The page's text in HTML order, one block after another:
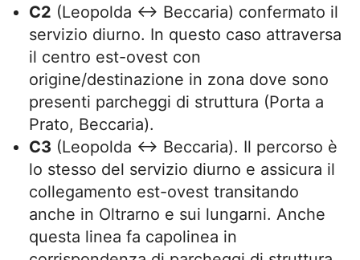
C2 (Leopolda ↔ Beccaria) confermato il
servizio diurno. In questo caso attraversa
il centro est-ovest con
origine/destinazione in zona dove sono
presenti parcheggi di struttura (Porta a
Prato, Beccaria).
C3 (Leopolda ↔ Beccaria). Il percorso è
lo stesso del servizio diurno e assicura il
collegamento est-ovest transitando
anche in Oltrarno e sui lungarni. Anche
questa linea fa capolinea in